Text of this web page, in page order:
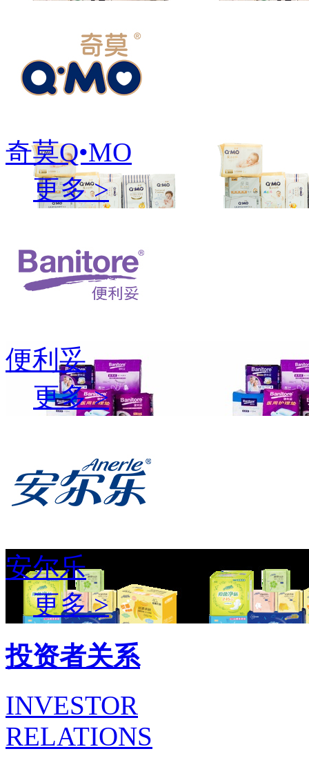
奇莫Q•MO
更多 >
便利妥
更多 >
安尔乐
更多 >
投资者关系
INVESTOR
RELATIONS